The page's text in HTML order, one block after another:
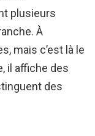
plusieurs
À
mais c’est là le
il affiche des
des